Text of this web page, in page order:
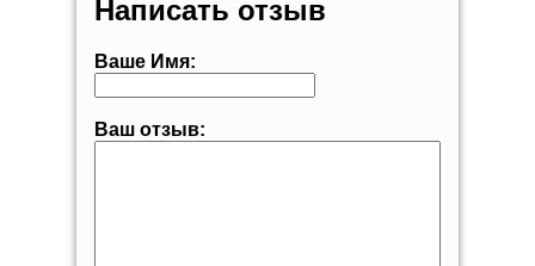
Написать отзыв
Ваше Имя:
Ваш отзыв: